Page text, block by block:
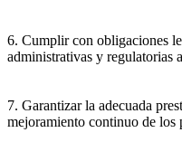
6. Cumplir con obligaciones
administrativas y regulatorias
7. Garantizar la adecuada
mejoramiento continuo de los